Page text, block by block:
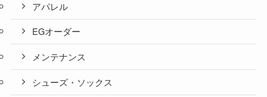
アパレル
EGオーダー
メンテナンス
シューズ・ソックス